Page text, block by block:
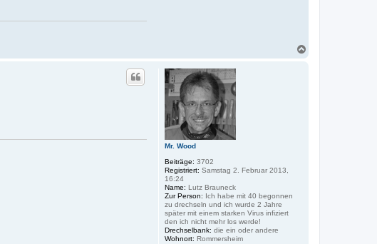
Mr. Wood
Beiträge: 3702
Registriert: Samstag 2. Februar 2013,
16:24
Name: Lutz Brauneck
Zur Person: Ich habe mit 40 begonnen
zu drechseln und ich wurde 2 Jahre
später mit einem starken Virus infiziert
den ich nicht mehr los werde!
Drechselbank: die ein oder andere
Wohnort: Rommersheim